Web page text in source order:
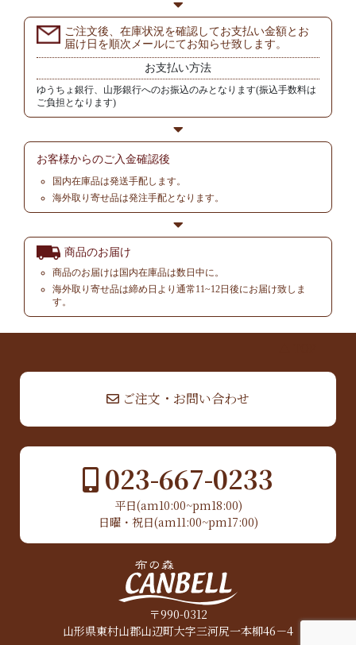
ご注文後、在庫状況を確認してお支払い金額とお
届け日を順次メールにてお知らせ致します。
お支払い方法
ゆうちょ銀行、山形銀行へのお振込のみとなります(振込手数料は
ご負担となります)
お客様からのご入金確認後
国内在庫品は発送手配します。
海外取り寄せ品は発注手配となります。
商品のお届け
商品のお届けは国内在庫品は数日中に。
海外取り寄せ品は締め日より通常11~12日後にお届け致しま
す。
ご注文・お問い合わせ
023-667-0233
平日(am10:00~pm18:00)
日曜・祝日(am11:00~pm17:00)
〒990-0312
山形県東村山郡山辺町大字三河尻一本柳46－4